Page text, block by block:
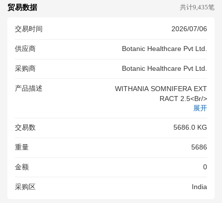
贸易数据 共计9,435笔
交易时间 2026/07/06
供应商 Botanic Healthcare Pvt Ltd.
采购商 Botanic Healthcare Pvt Ltd.
产品描述
WITHANIA SOMNIFERA EXT
RACT 2.5<br/>
展开
交易数 5686.0 KG
重量 5686
金额 0
采购区 India